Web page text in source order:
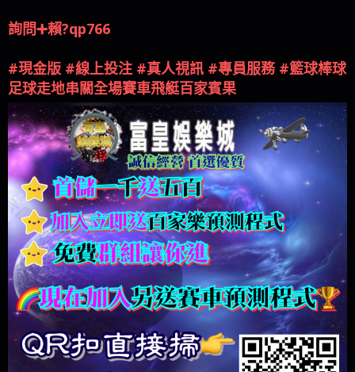
詢問➕賴?qp766
#現金版 #線上投注 #真人視訊 #專員服務 #籃球棒球
足球走地串關全場賽車飛艇百家賓果